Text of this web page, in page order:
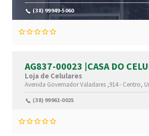
(38) 99949-5060
AG837-00023 |CASA DO
|CENTRO |UNAÍ |MG
Loja de Celulares
Avenida Governador Valadares ,914 - Centro,
(38) 99961-0025